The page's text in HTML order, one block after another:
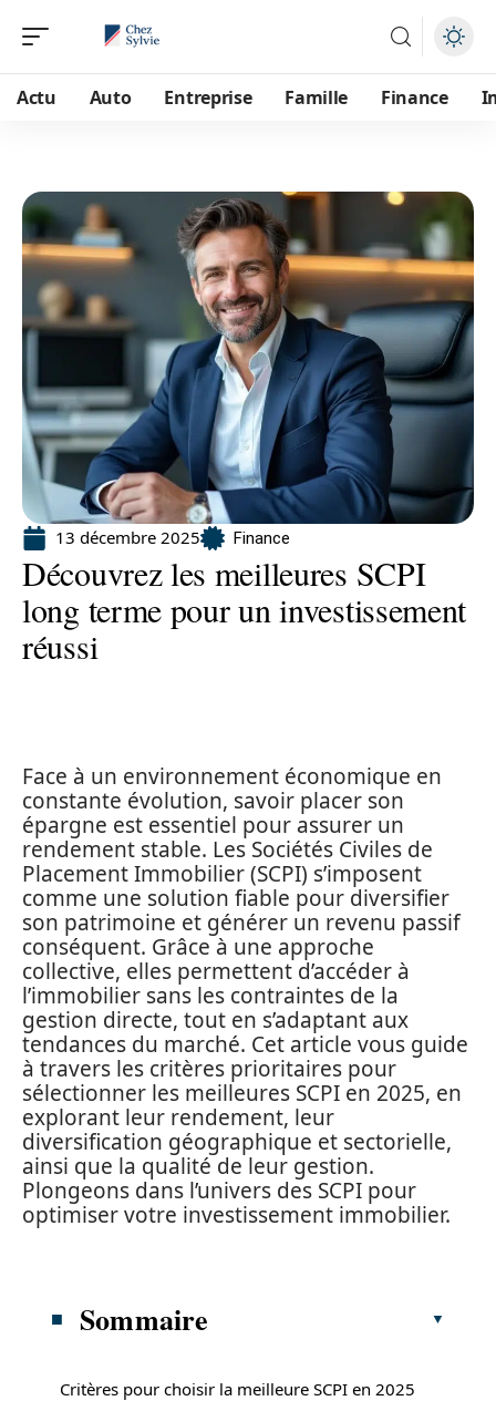
Actu Auto Entreprise Famille Finance
13 décembre 2025 Finance
Découvrez les meilleures SCPI
long terme pour un investissement
réussi
Face à un environnement économique en
constante évolution, savoir placer son
épargne est essentiel pour assurer un
rendement stable. Les Sociétés Civiles de
Placement Immobilier (SCPI) s’imposent
comme une solution fiable pour diversifier
son patrimoine et générer un revenu passif
conséquent. Grâce à une approche
collective, elles permettent d’accéder à
l’immobilier sans les contraintes de la
gestion directe, tout en s’adaptant aux
tendances du marché. Cet article vous guide
à travers les critères prioritaires pour
sélectionner les meilleures SCPI en 2025, en
explorant leur rendement, leur
diversification géographique et sectorielle,
ainsi que la qualité de leur gestion.
Plongeons dans l’univers des SCPI pour
optimiser votre investissement immobilier.
Sommaire
Critères pour choisir la meilleure SCPI en 2025